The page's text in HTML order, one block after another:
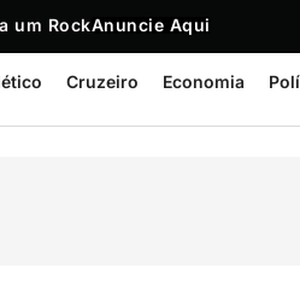
um RockAnuncie Aqui
Cruzeiro Economia